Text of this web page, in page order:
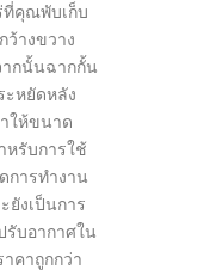
ที่คุณพับเก็บ
างขวาง
ากนั้นฉากกั้น
ะหยัดหลัง
ให้ขนาด
หรับการใช้
การทำงาน
ยังเป็นการ
รับอากาศใน
คาถูกกว่า